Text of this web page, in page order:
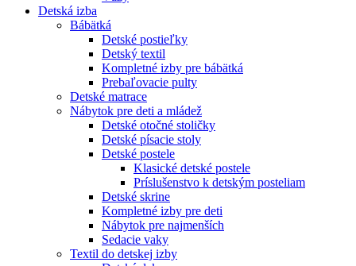
Detská izba
Bábätká
Detské postieľky
Detský textil
Kompletné izby pre bábätká
Prebaľovacie pulty
Detské matrace
Nábytok pre deti a mládež
Detské otočné stoličky
Detské písacie stoly
Detské postele
Klasické detské postele
Príslušenstvo k detským posteliam
Detské skrine
Kompletné izby pre deti
Nábytok pre najmenších
Sedacie vaky
Textil do detskej izby